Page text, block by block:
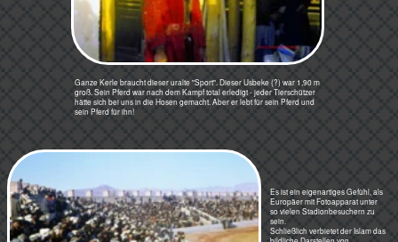
Es ist ein eigenartiges Gefühl, als
Europäer mit Fotoapparat unter
so vielen Stadionbesuchern zu
Schließlich verbietet der Islam das
bildliche Darstellen von
Menschen.
Von wo aus muss es angeritten
werden, um einen Lauf
ergreifen zu können, wie hindert
man die andere Mannschaft da
dran, von welcher Seite müssen
Gegner abdrängen - ohne
ausgefeilte Taktik kein Sieg.
Info: Buzkashi - Vorbereitung